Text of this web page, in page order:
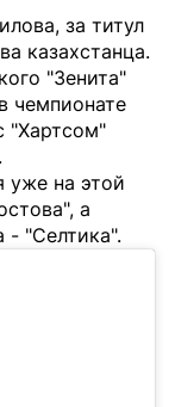
за титул
казахстанца.
"Зенита"
чемпионате
"Хартсом"
уже на этой
а
- "Селтика".